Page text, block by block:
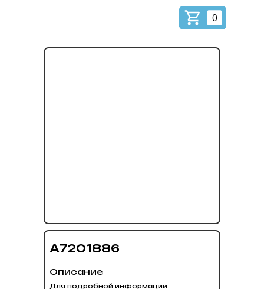
0
A7201886
Описание
Для подробной информации